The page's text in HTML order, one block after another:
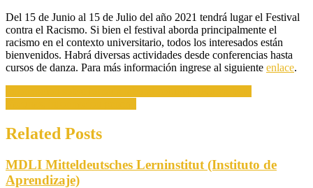
contra
el
racismo
Del 15 de Junio al 15 de Julio del año 2021 tendrá lugar el Festival
contra el Racismo. Si bien el festival aborda principalmente el
racismo en el contexto universitario, todos los interesados están
bienvenidos. Habrá diversas actividades desde conferencias hasta
cursos de danza. Para más información ingrese al siguiente enlace.
Navegación
de
entradas
Related Posts
MDLI Mitteldeutsches Lerninstitut (Instituto de
Aprendizaje)